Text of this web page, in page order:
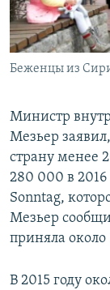
Беженцы из
Министр
Мезьер
страну менее
280 000 в 2016
Sonntag,
Мезьер
приняла
В 2015 году